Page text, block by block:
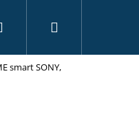
Álkamerák
Bejelentkezés
smart SONY,